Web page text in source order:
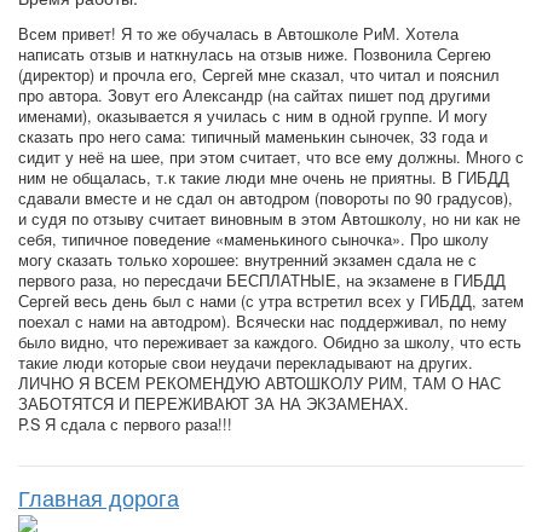
Всем привет! Я то же обучалась в Автошколе РиМ. Хотела
написать отзыв и наткнулась на отзыв ниже. Позвонила Сергею
(директор) и прочла его, Сергей мне сказал, что читал и пояснил
про автора. Зовут его Александр (на сайтах пишет под другими
именами), оказывается я училась с ним в одной группе. И могу
сказать про него сама: типичный маменькин сыночек, 33 года и
сидит у неё на шее, при этом считает, что все ему должны. Много с
ним не общалась, т.к такие люди мне очень не приятны. В ГИБДД
сдавали вместе и не сдал он автодром (повороты по 90 градусов),
и судя по отзыву считает виновным в этом Автошколу, но ни как не
себя, типичное поведение «маменькиного сыночка». Про школу
могу сказать только хорошее: внутренний экзамен сдала не с
первого раза, но пересдачи БЕСПЛАТНЫЕ, на экзамене в ГИБДД
Сергей весь день был с нами (с утра встретил всех у ГИБДД, затем
поехал с нами на автодром). Всячески нас поддерживал, по нему
было видно, что переживает за каждого. Обидно за школу, что есть
такие люди которые свои неудачи перекладывают на других.
ЛИЧНО Я ВСЕМ РЕКОМЕНДУЮ АВТОШКОЛУ РИМ, ТАМ О НАС
ЗАБОТЯТСЯ И ПЕРЕЖИВАЮТ ЗА НА ЭКЗАМЕНАХ.
P.S Я сдала с первого раза!!!
Главная дорога